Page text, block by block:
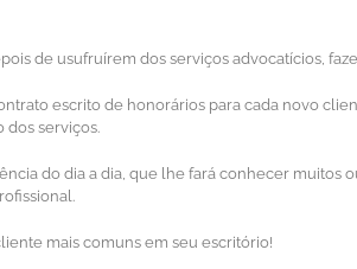
de usufruírem dos serviços advocatícios,
escrito de honorários para cada novo
dos serviços.
do dia a dia, que lhe fará conhecer muitos
mais comuns em seu escritório!